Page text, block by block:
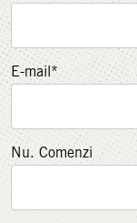
E-mail*
Nu. Comenzi